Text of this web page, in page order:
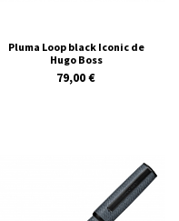
Pluma Loop black Iconic de
Hugo Boss
79,00 €